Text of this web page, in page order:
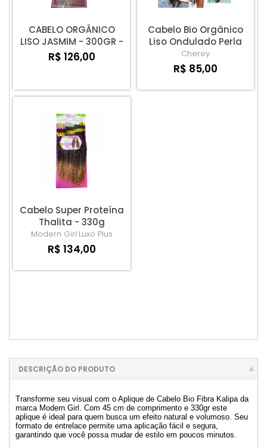
CABELO ORGÂNICO
LISO JASMIM - 300GR -
1 UNIDADE
R$ 126,00
Cabelo Bio Orgânico
Liso Ondulado Perla
60cm 300g
Cherey
R$ 85,00
Cabelo Super Proteína
Thalita - 330g
Modern Girl Luxo Plus
R$ 134,00
DESCRIÇÃO DO PRODUTO
Transforme seu visual com o Aplique de Cabelo Bio Fibra Kalipa da
marca Modern Girl. Com 45 cm de comprimento e 330gr este
aplique é ideal para quem busca um efeito natural e volumoso. Seu
formato de entrelace permite uma aplicação fácil e segura,
garantindo que você possa mudar de estilo em poucos minutos.